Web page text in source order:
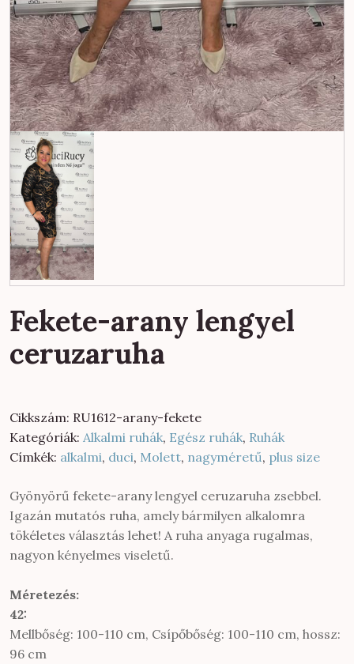
Fekete-arany lengyel
ceruzaruha
Cikkszám: RU1612-arany-fekete
Kategóriák: Alkalmi ruhák, Egész ruhák, Ruhák
Címkék: alkalmi, duci, Molett, nagyméretű, plus size
Gyönyörű fekete-arany lengyel ceruzaruha zsebbel.
Igazán mutatós ruha, amely bármilyen alkalomra
tökéletes választás lehet! A ruha anyaga rugalmas,
nagyon kényelmes viseletű.
Méretezés:
42:
Mellbőség: 100-110 cm, Csípőbőség: 100-110 cm, hossz:
96 cm